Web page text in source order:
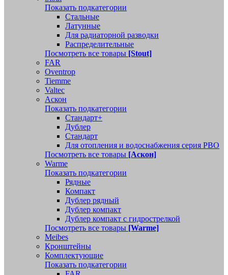
Показать подкатегории
Стальные
Латунные
Для радиаторной разводки
Распределительные
Посмотреть все товары [Stout]
FAR
Oventrop
Tiemme
Valtec
Аскон
Показать подкатегории
Стандарт+
Дублер
Стандарт
Для отопления и водоснабжения серия РВО
Посмотреть все товары [Аскон]
Warme
Показать подкатегории
Рядные
Компакт
Дублер рядный
Дублер компакт
Дублер компакт с гидрострелкой
Посмотреть все товары [Warme]
Meibes
Кронштейны
Комплектующие
Показать подкатегории